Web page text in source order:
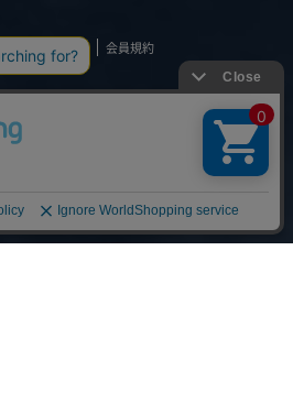
バシーポリシー 会員規約
（平日 10:00～17:30)